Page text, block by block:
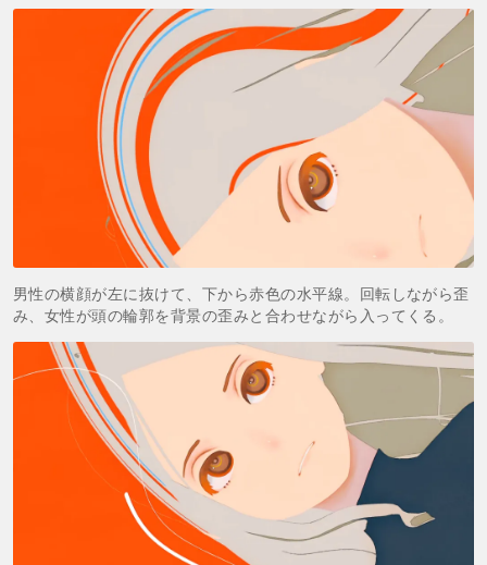
男性の横顔が左に抜けて、下から赤色の水平線。回転しながら歪
み、女性が頭の輪郭を背景の歪みと合わせながら入ってくる。